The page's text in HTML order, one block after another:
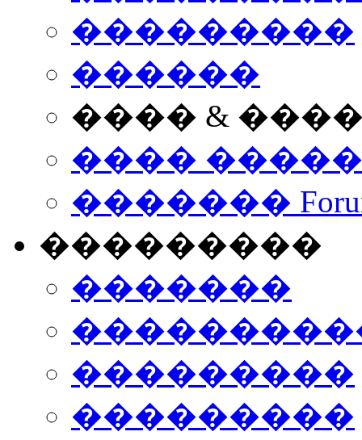
���������
������
���� &
����
�������
���������
�������
���������
���������